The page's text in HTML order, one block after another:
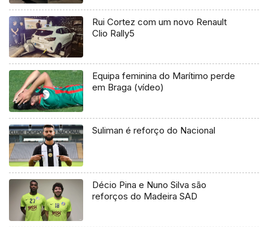
Rui Cortez com um novo Renault
Clio Rally5
Equipa feminina do Marítimo perde
em Braga (vídeo)
Suliman é reforço do Nacional
Décio Pina e Nuno Silva são
reforços do Madeira SAD